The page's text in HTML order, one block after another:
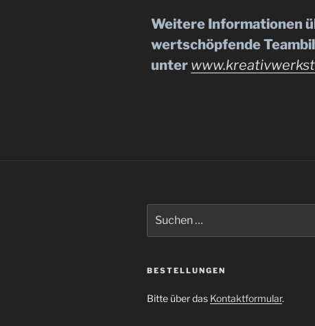
Weitere Informationen
wertschöpfende
unter
nach:
BESTELLUNGEN
Bitte über das Kontaktformular.